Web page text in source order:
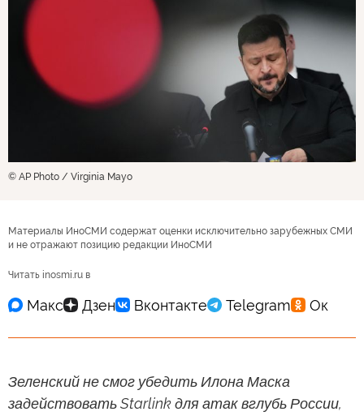
© AP Photo / Virginia Mayo
Материалы ИноСМИ содержат оценки исключительно зарубежных СМИ
и не отражают позицию редакции ИноСМИ
Читать inosmi.ru в
Зеленский не смог убедить Илона Маска
задействовать Starlink для атак вглубь России,